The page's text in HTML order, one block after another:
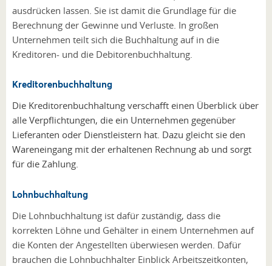
ausdrücken lassen. Sie ist damit die Grundlage für die
Berechnung der Gewinne und Verluste. In großen
Unternehmen teilt sich die Buchhaltung auf in die
Kreditoren- und die Debitorenbuchhaltung.
Kreditorenbuchhaltung
Die Kreditorenbuchhaltung verschafft einen Überblick über
alle Verpflichtungen, die ein Unternehmen gegenüber
Lieferanten oder Dienstleistern hat. Dazu gleicht sie den
Wareneingang mit der erhaltenen Rechnung ab und sorgt
für die Zahlung.
Lohnbuchhaltung
Die Lohnbuchhaltung ist dafür zuständig, dass die
korrekten Löhne und Gehälter in einem Unternehmen auf
die Konten der Angestellten überwiesen werden. Dafür
brauchen die Lohnbuchhalter Einblick Arbeitszeitkonten,